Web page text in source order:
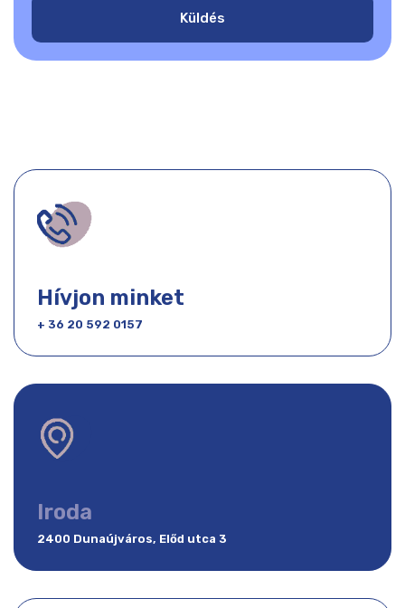
Küldés
Hívjon minket
+ 36 20 592 0157
Iroda
2400 Dunaújváros, Előd utca 3